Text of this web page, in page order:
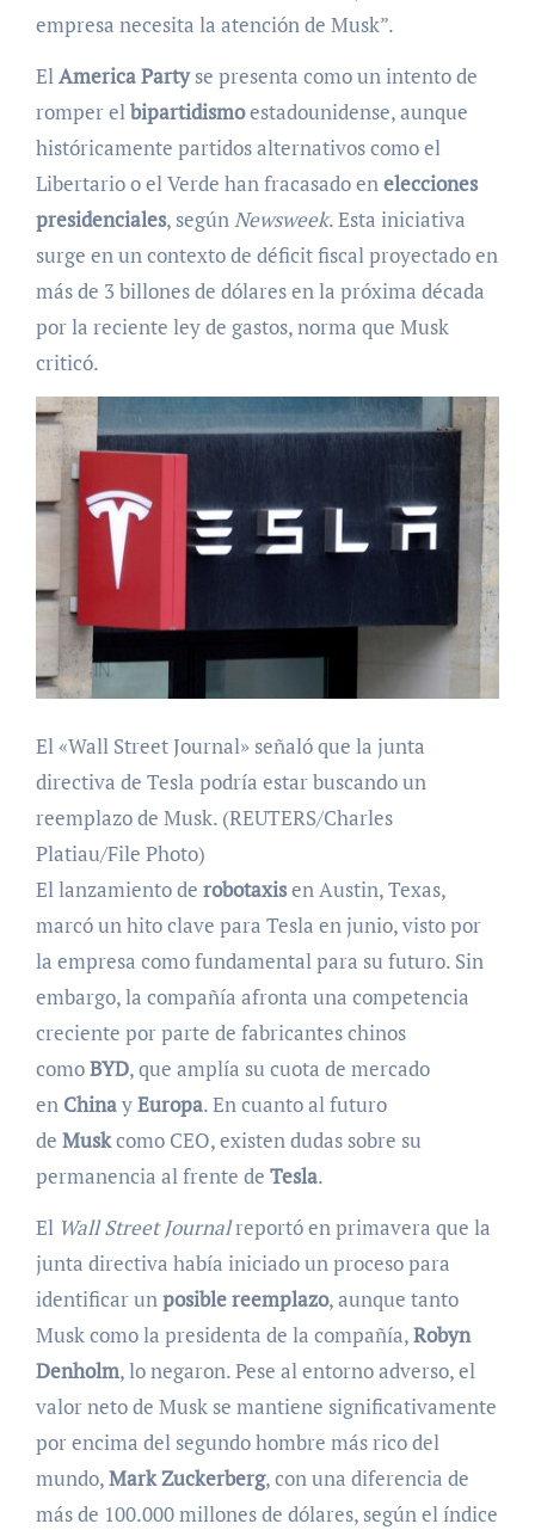
empresa necesita la atención de Musk”.
ElAmerica Partyse presenta como un intento de
romper elbipartidismoestadounidense, aunque
históricamente partidos alternativos como el
Libertario o el Verde han fracasado enelecciones
presidenciales, segúnNewsweek. Esta iniciativa
surge en un contexto de déficit fiscal proyectado en
más de 3 billones de dólares en la próxima década
por la reciente ley de gastos, norma que Musk
criticó.
El «Wall Street Journal» señaló que la junta
directiva de Tesla podría estar buscando un
reemplazo de Musk. (REUTERS/Charles
Platiau/File Photo)
El lanzamiento de robotaxisen Austin, Texas,
marcó un hito clave para Tesla en junio, visto por
la empresa como fundamental para su futuro. Sin
embargo, la compañía afronta una competencia
creciente por parte de fabricantes chinos
comoBYD, que amplía su cuota de mercado
en ChinayEuropa. En cuanto al futuro
de Muskcomo CEO, existen dudas sobre su
permanencia al frente de Tesla.
El Wall Street Journalreportó en primavera que la
junta directiva había iniciado un proceso para
identificar unposible reemplazo, aunque tanto
Musk como la presidenta de la compañía,Robyn
Denholm, lo negaron. Pese al entorno adverso, el
valor neto de Musk se mantiene significativamente
por encima del segundo hombre más rico del
mundo,Mark Zuckerberg, con una diferencia de
más de 100.000 millones de dólares, según el índice